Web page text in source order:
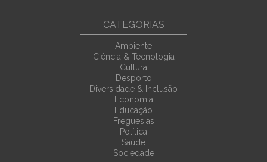
CATEGORIAS
Ambiente
Ciência & Tecnologia
Cultura
Desporto
Diversidade & Inclusão
Economia
Educação
Freguesias
Política
Saúde
Sociedade